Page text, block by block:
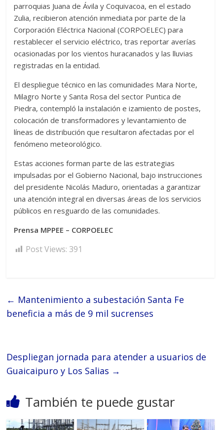
parroquias Juana de Ávila y Coquivacoa, en el estado
Zulia, recibieron atención inmediata por parte de la
Corporación Eléctrica Nacional (CORPOELEC) para
restablecer el servicio eléctrico, tras reportar averías
ocasionadas por los vientos huracanados y las lluvias
registradas en la entidad.
El despliegue técnico en las comunidades Mara Norte,
Milagro Norte y Santa Rosa del sector Puntica de
Piedra, contempló la instalación e izamiento de postes,
colocación de transformadores y levantamiento de
líneas de distribución que resultaron afectadas por el
fenómeno meteorológico.
Estas acciones forman parte de las estrategias
impulsadas por el Gobierno Nacional, bajo instrucciones
del presidente Nicolás Maduro, orientadas a garantizar
una atención integral en diversas áreas de los servicios
públicos en resguardo de las comunidades.
Prensa MPPEE – CORPOELEC
Post Views: 391
← Mantenimiento a subestación Santa Fe
beneficia a más de 9 mil sucrenses
Despliegan jornada para atender a usuarios de
Guaicaipuro y Los Salias →
También te puede gustar